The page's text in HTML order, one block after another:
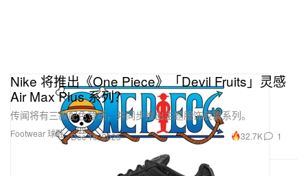
Footwear 球鞋
Nike 将推出《One Piece》「Devil Fruits」灵感
Air Max Plus 系列？
传闻将有三款配色登场，并同步推出主题服饰胶囊系列。
Dec 16, 2025 32.7K 1